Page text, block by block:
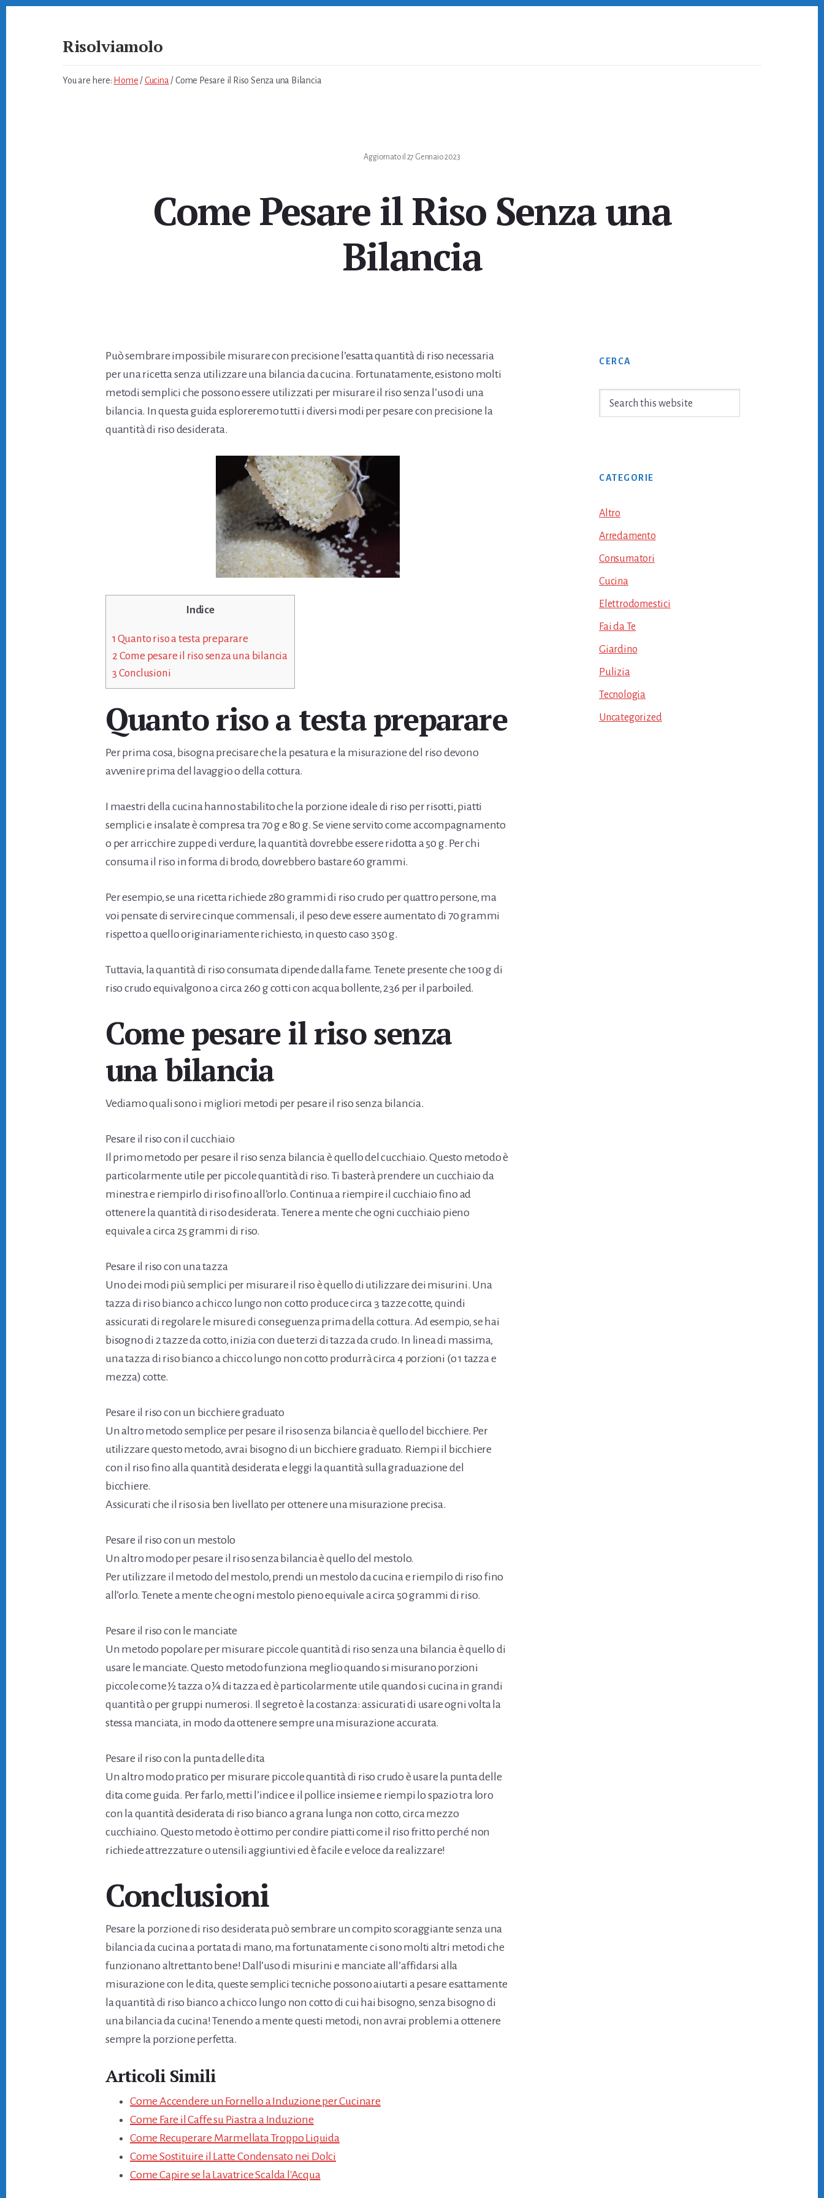
Risolviamolo
per
You are here: Home /Cucina /Come Pesare il Riso Senza una Bilancia
Aggiornato il 27 Gennaio 2023
Come Pesare il Riso Senza una
Bilancia
Può sembrare impossibile misurare con precisione l’esatta quantità di riso necessaria
per una ricetta senza utilizzare una bilancia da cucina. Fortunatamente, esistono molti
metodi semplici che possono essere utilizzati per misurare il riso senza l’uso di una
bilancia. In questa guida esploreremo tutti i diversi modi per pesare con precisione la
quantità di riso desiderata.
Indice
1 Quanto riso a testa preparare
2Come pesare il riso senza una bilancia
3 Conclusioni
Quanto riso a testa preparare
Per prima cosa, bisogna precisare che la pesatura e la misurazione del riso devono
avvenire prima del lavaggio o della cottura.
I maestri della cucina hanno stabilito che la porzione ideale di riso per risotti, piatti
semplici e insalate è compresa tra 70 g e 80 g. Se viene servito come accompagnamento
o per arricchire zuppe di verdure, la quantità dovrebbe essere ridotta a 50 g. Per chi
consuma il riso in forma di brodo, dovrebbero bastare 60 grammi.
Per esempio, se una ricetta richiede 280 grammi di riso crudo per quattro persone, ma
voi pensate di servire cinque commensali, il peso deve essere aumentato di 70 grammi
rispetto a quello originariamente richiesto, in questo caso 350 g.
Tuttavia, la quantità di riso consumata dipende dalla fame. Tenete presente che 100 g di
riso crudo equivalgono a circa 260 g cotti con acqua bollente, 236 per il parboiled.
Come pesare il riso senza
una bilancia
Vediamo quali sono i migliori metodi per pesare il riso senza bilancia.
Pesare il riso con il cucchiaio
Il primo metodo per pesare il riso senza bilancia è quello del cucchiaio. Questo metodo è
particolarmente utile per piccole quantità di riso. Ti basterà prendere un cucchiaio da
minestra e riempirlo di riso fino all’orlo. Continua a riempire il cucchiaio fino ad
ottenere la quantità di riso desiderata. Tenere a mente che ogni cucchiaio pieno
equivale a circa 25 grammi di riso.
Pesare il riso con una tazza
Uno dei modi più semplici per misurare il riso è quello di utilizzare dei misurini. Una
tazza di riso bianco a chicco lungo non cotto produce circa 3 tazze cotte, quindi
assicurati di regolare le misure di conseguenza prima della cottura. Ad esempio, se hai
bisogno di 2 tazze da cotto, inizia con due terzi di tazza da crudo. In linea di massima,
una tazza di riso bianco a chicco lungo non cotto produrrà circa 4 porzioni (o 1 tazza e
mezza) cotte.
Pesare il riso con un bicchiere graduato
Un altro metodo semplice per pesare il riso senza bilancia è quello del bicchiere. Per
utilizzare questo metodo, avrai bisogno di un bicchiere graduato. Riempi il bicchiere
con il riso fino alla quantità desiderata e leggi la quantità sulla graduazione del
bicchiere.
Assicurati che il riso sia ben livellato per ottenere una misurazione precisa.
Pesare il riso con un mestolo
Un altro modo per pesare il riso senza bilancia è quello del mestolo.
Per utilizzare il metodo del mestolo, prendi un mestolo da cucina e riempilo di riso fino
all’orlo. Tenete a mente che ogni mestolo pieno equivale a circa 50 grammi di riso.
Pesare il riso con le manciate
Un metodo popolare per misurare piccole quantità di riso senza una bilancia è quello di
usare le manciate. Questo metodo funziona meglio quando si misurano porzioni
piccole come ½ tazza o ¼ di tazza ed è particolarmente utile quando si cucina in grandi
quantità o per gruppi numerosi. Il segreto è la costanza: assicurati di usare ogni volta la
stessa manciata, in modo da ottenere sempre una misurazione accurata.
Pesare il riso con la punta delle dita
Un altro modo pratico per misurare piccole quantità di riso crudo è usare la punta delle
dita come guida. Per farlo, metti l’indice e il pollice insieme e riempi lo spazio tra loro
con la quantità desiderata di riso bianco a grana lunga non cotto, circa mezzo
cucchiaino. Questo metodo è ottimo per condire piatti come il riso fritto perché non
richiede attrezzature o utensili aggiuntivi ed è facile e veloce da realizzare!
Conclusioni
Pesare la porzione di riso desiderata può sembrare un compito scoraggiante senza una
bilancia da cucina a portata di mano, ma fortunatamente ci sono molti altri metodi che
funzionano altrettanto bene! Dall’uso di misurini e manciate all’affidarsi alla
misurazione con le dita, queste semplici tecniche possono aiutarti a pesare esattamente
la quantità di riso bianco a chicco lungo non cotto di cui hai bisogno, senza bisogno di
una bilancia da cucina! Tenendo a mente questi metodi, non avrai problemi a ottenere
sempre la porzione perfetta.
Articoli Simili
Come Accendere un Fornello a Induzione per Cucinare
Come Fare il Caffe su Piastra a Induzione
Come Recuperare Marmellata Troppo Liquida
Come Sostituire il Latte Condensato nei Dolci
Come Capire se la Lavatrice Scalda l'Acqua
Primary
Sidebar
CERCA
CATEGORIE
Altro
Arredamento
Consumatori
Cucina
Elettrodomestici
Fai da Te
Giardino
Pulizia
Tecnologia
Uncategorized